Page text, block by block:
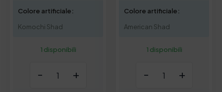
Colore artificiale:
Komochi Shad
1 disponibili
- +
Colore artificiale:
American Shad
1 disponibili
- +